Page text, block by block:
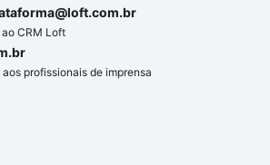
CRM Loft
profissionais de imprensa